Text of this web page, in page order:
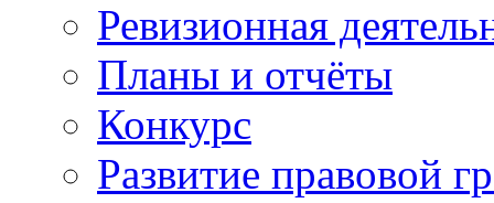
Ревизионная
Планы и отчёты
Конкурс
Развитие правовой